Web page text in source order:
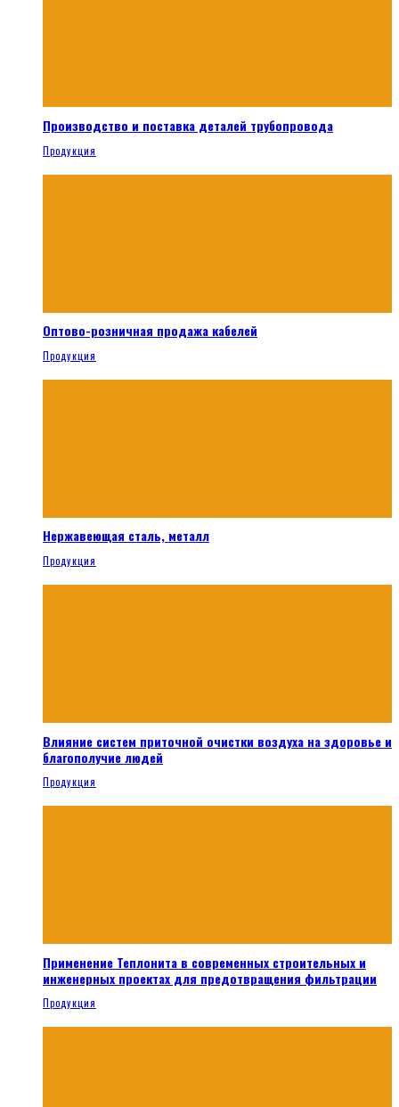
Производство и поставка деталей трубопровода
Продукция
Оптово-розничная продажа кабелей
Продукция
Нержавеющая сталь, металл
Продукция
Влияние систем приточной очистки воздуха на здоровье и
благополучие людей
Продукция
Применение Теплонита в современных строительных и
инженерных проектах для предотвращения фильтрации
Продукция